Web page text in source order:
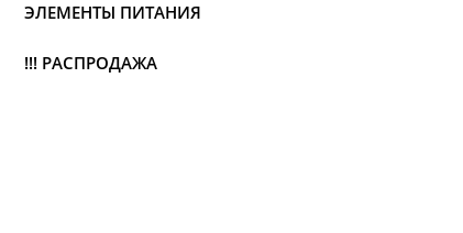
ЭЛЕМЕНТЫ ПИТАНИЯ
!!! РАСПРОДАЖА